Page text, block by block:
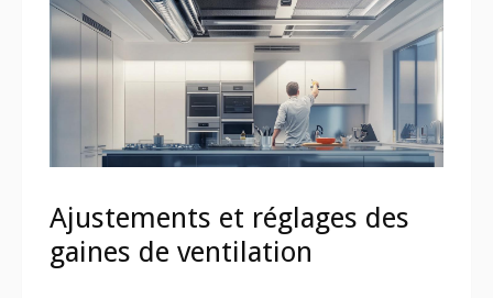
Ajustements et réglages des
gaines de ventilation